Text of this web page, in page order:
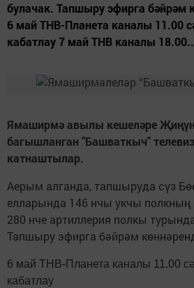
булачак. Тапшыру эфирга бәйрәм
6 май ТНВ-Планета каналы 11.00
кабатлау 7 май ТНВ каналы
Ямаширмә авылы кешеләре
багышланган "Башваткыч"
катнаштылар.
Аерым алганда, тапшыруда сүз
елларында 146 нчы укчы
280 нче артиллерия полкы
Тапшыру эфирга бәйрәм
6 май ТНВ-Планета каналы 11.00
кабатлау